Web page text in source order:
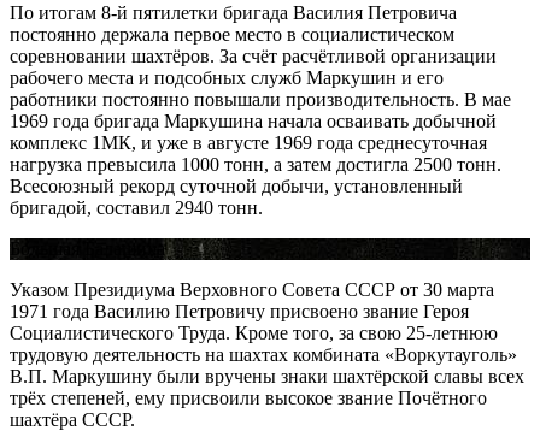
По итогам 8-й пятилетки бригада Василия Петровича
постоянно держала первое место в социалистическом
соревновании шахтёров. За счёт расчётливой организации
рабочего места и подсобных служб Маркушин и его
работники постоянно повышали производительность. В мае
1969 года бригада Маркушина начала осваивать добычной
комплекс 1МК, и уже в августе 1969 года среднесуточная
нагрузка превысила 1000 тонн, а затем достигла 2500 тонн.
Всесоюзный рекорд суточной добычи, установленный
бригадой, составил 2940 тонн.
Большая Балашиха
Указом Президиума Верховного Совета СССР от 30 марта
1971 года Василию Петровичу присвоено звание Героя
Социалистического Труда. Кроме того, за свою 25-летнюю
трудовую деятельность на шахтах комбината «Воркутауголь»
В.П. Маркушину были вручены знаки шахтёрской славы всех
трёх степеней, ему присвоили высокое звание Почётного
шахтёра СССР.